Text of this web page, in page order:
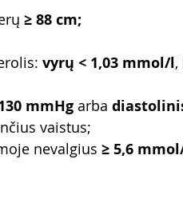
≥ 88 cm;
vyrų < 1,03 mmol/l,
mmHg arba
vaistus;
nevalgius ≥ 5,6